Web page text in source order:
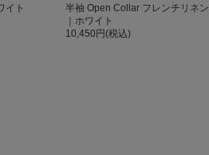
イト
半袖 Open Collar フレンチリネン
｜ホワイト
10,450円(税込)